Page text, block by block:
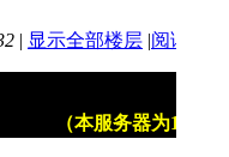
| 显示全部楼层 |阅读模式
（本服务器为